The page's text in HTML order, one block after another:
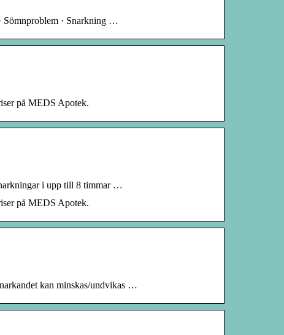
Sömnproblem · Snarkning …
på MEDS Apotek.
i upp till 8 timmar …
på MEDS Apotek.
kan minskas/undvikas …